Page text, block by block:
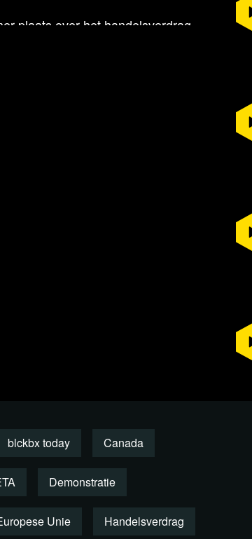
plaats over het handelsverdrag
terug
blckbx today Canada
Demonstratie
Unie Handelsverdrag